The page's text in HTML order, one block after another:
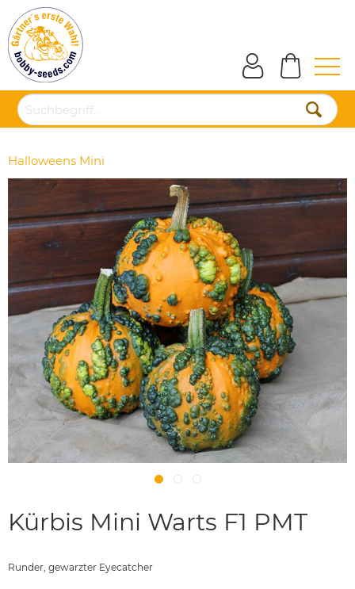
Halloweens Mini
Kürbis Mini Warts F1 PMT
Runder, gewarzter Eyecatcher